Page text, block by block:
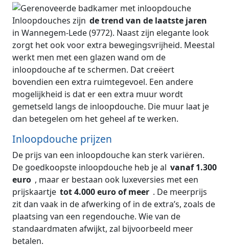
Inloopdouches zijn de trend van de laatste jaren
in Wannegem-Lede (9772). Naast zijn elegante look
zorgt het ook voor extra bewegingsvrijheid. Meestal
werkt men met een glazen wand om de
inloopdouche af te schermen. Dat creëert
bovendien een extra ruimtegevoel. Een andere
mogelijkheid is dat er een extra muur wordt
gemetseld langs de inloopdouche. Die muur laat je
dan betegelen om het geheel af te werken.
Inloopdouche prijzen
De prijs van een inloopdouche kan sterk variëren.
De goedkoopste inloopdouche heb je al vanaf 1.300
euro , maar er bestaan ook luxeversies met een
prijskaartje tot 4.000 euro of meer . De meerprijs
zit dan vaak in de afwerking of in de extra’s, zoals de
plaatsing van een regendouche. Wie van de
standaardmaten afwijkt, zal bijvoorbeeld meer
betalen.